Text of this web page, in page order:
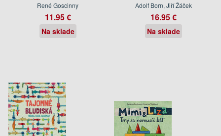
René Goscinny
11.95 €
Na sklade
Adolf Born, Jiří Žáček
16.95 €
Na sklade